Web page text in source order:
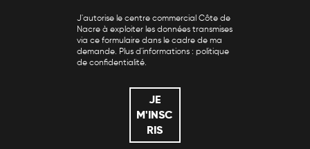
J'autorise le centre commercial Côte de
Nacre à exploiter les données transmises
via ce formulaire dans le cadre de ma
demande. Plus d'informations : politique
de confidentialité.